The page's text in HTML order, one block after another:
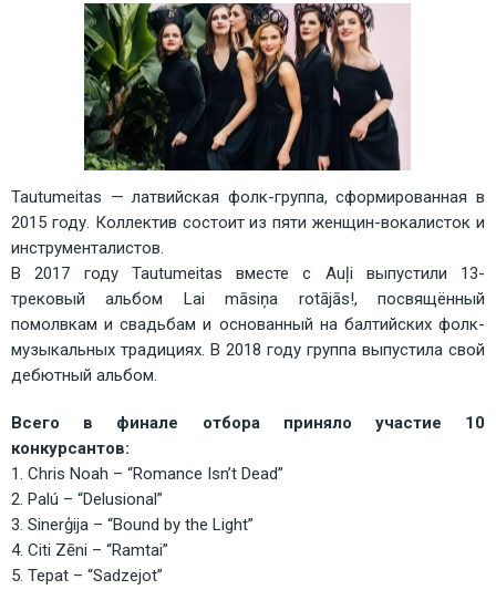
Tautumeitas — латвийская фолк-группа, сформированная в
2015 году. Коллектив состоит из пяти женщин-вокалисток и
инструменталистов.
В 2017 году Tautumeitas вместе с Auļi выпустили 13-
трековый альбом Lai māsiņa rotājās!, посвящённый
помолвкам и свадьбам и основанный на балтийских фолк-
музыкальных традициях. В 2018 году группа выпустила свой
дебютный альбом.
Всего в финале отбора приняло участие 10
конкурсантов:
1. Chris Noah – “Romance Isn’t Dead”
2. Palú – “Delusional”
3. Sinerģija – “Bound by the Light”
4. Citi Zēni – “Ramtai”
5. Tepat – “Sadzejot”